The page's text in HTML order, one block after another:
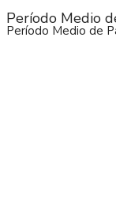
Período Medio
Período Medio de